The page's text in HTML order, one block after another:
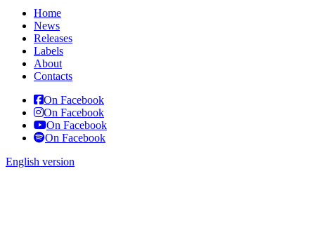
Home
News
Releases
Labels
About
Contacts
On Facebook
On Facebook
On Facebook
On Facebook
English version